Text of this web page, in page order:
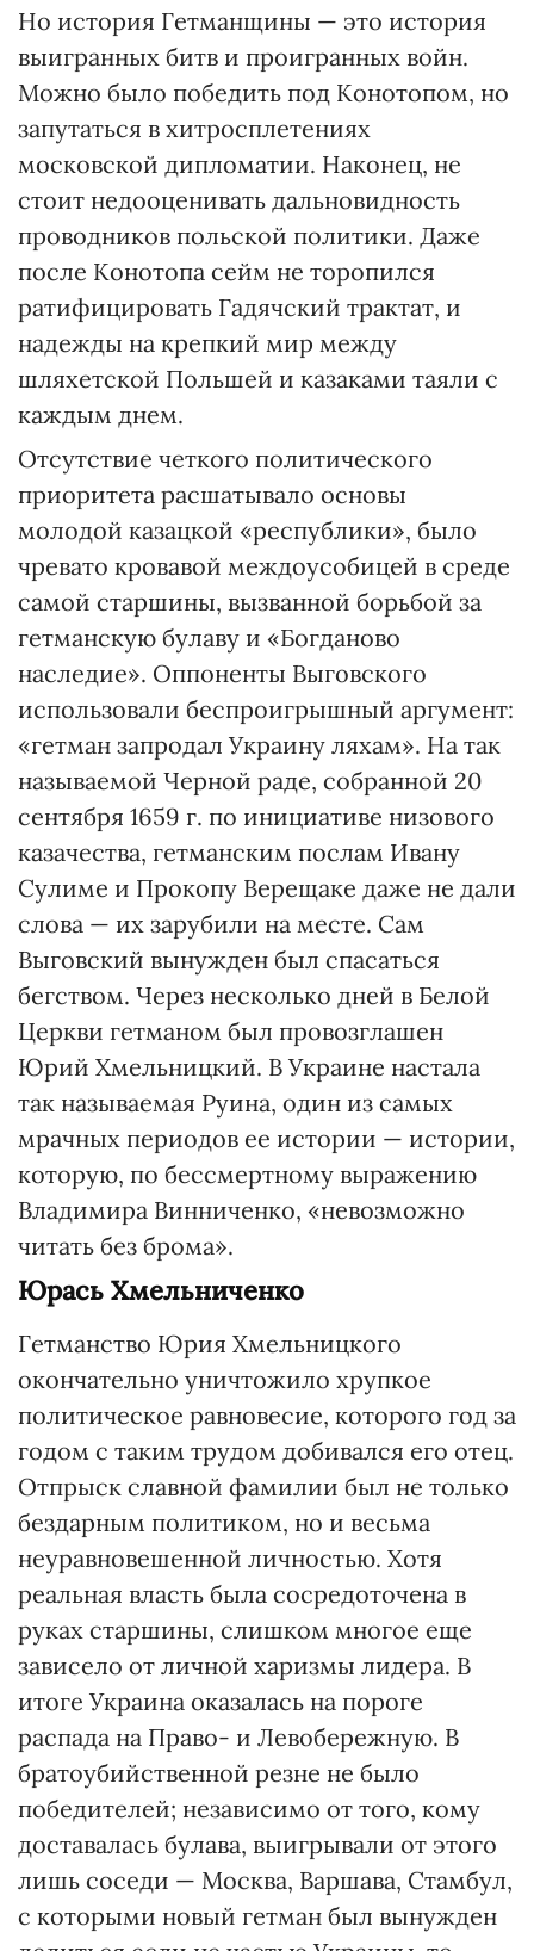
Но история Гетманщины — это история
выигранных битв и проигранных войн.
Можно было победить под Конотопом, но
запутаться в хитросплетениях
московской дипломатии. Наконец, не
стоит недооценивать дальновидность
проводников польской политики. Даже
после Конотопа сейм не торопился
ратифицировать Гадячский трактат, и
надежды на крепкий мир между
шляхетской Польшей и казаками таяли с
каждым днем.
Отсутствие четкого политического
приоритета расшатывало основы
молодой казацкой «республики», было
чревато кровавой междоусобицей в среде
самой старшины, вызванной борьбой за
гетманскую булаву и «Богданово
наследие». Оппоненты Выговского
использовали беспроигрышный аргумент:
«гетман запродал Украину ляхам». На так
называемой Черной раде, собранной 20
сентября 1659 г. по инициативе низового
казачества, гетманским послам Ивану
Сулиме и Прокопу Верещаке даже не дали
слова — их зарубили на месте. Сам
Выговский вынужден был спасаться
бегством. Через несколько дней в Белой
Церкви гетманом был провозглашен
Юрий Хмельницкий. В Украине настала
так называемая Руина, один из самых
мрачных периодов ее истории — истории,
которую, по бессмертному выражению
Владимира Винниченко, «невозможно
читать без брома».
Юрась Хмельниченко
Гетманство Юрия Хмельницкого
окончательно уничтожило хрупкое
политическое равновесие, которого год за
годом с таким трудом добивался его отец.
Отпрыск славной фамилии был не только
бездарным политиком, но и весьма
неуравновешенной личностью. Хотя
реальная власть была сосредоточена в
руках старшины, слишком многое еще
зависело от личной харизмы лидера. В
итоге Украина оказалась на пороге
распада на Право- и Левобережную. В
братоубийственной резне не было
победителей; независимо от того, кому
доставалась булава, выигрывали от этого
лишь соседи — Москва, Варшава, Стамбул,
с которыми новый гетман был вынужден